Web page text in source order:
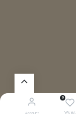
0
Wishlist
Account